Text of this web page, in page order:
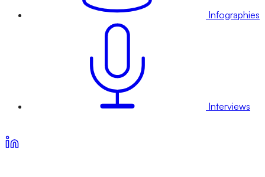
Infographies
Interviews